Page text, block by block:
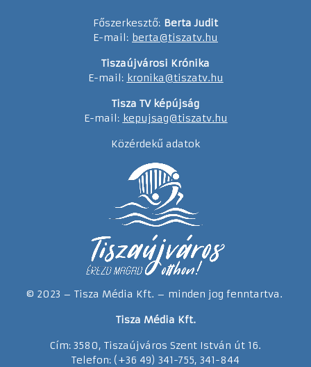
Főszerkesztő: Berta Judit
E-mail: berta@tiszatv.hu
Tiszaújvárosi Krónika
E-mail: kronika@tiszatv.hu
Tisza TV képújság
E-mail: kepujsag@tiszatv.hu
Közérdekű adatok
© 2023 – Tisza Média Kft. – minden jog fenntartva.
Tisza Média Kft.
Cím: 3580, Tiszaújváros Szent István út 16.
Telefon: (+36 49) 341-755, 341-844